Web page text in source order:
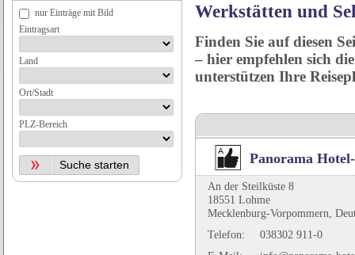
Werkstätten und
Finden Sie auf diesen
– hier empfehlen sich
unterstützen Ihre
Panorama
An der Steilküste 8
18551 Lohme
Mecklenburg-Vorpommern,
Telefon:
038302 911-0
nur Einträge mit Bild
Eintragsart
Land
Ort/Stadt
PLZ-Bereich